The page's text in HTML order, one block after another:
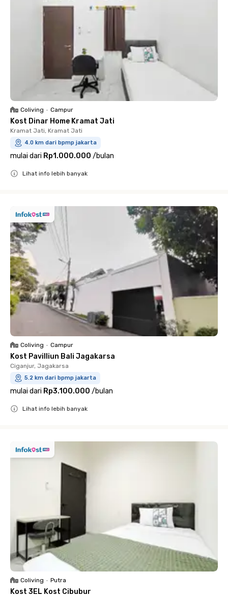
Coliving • Campur
Kost Dinar Home Kramat Jati
Kramat Jati, Kramat Jati
4.0 km dari bpmp jakarta
mulai dari Rp1.000.000 /bulan
Lihat info lebih banyak
Coliving • Campur
Kost Pavilliun Bali Jagakarsa
Ciganjur, Jagakarsa
5.2 km dari bpmp jakarta
mulai dari Rp3.100.000 /bulan
Lihat info lebih banyak
Coliving • Putra
Kost 3EL Kost Cibubur